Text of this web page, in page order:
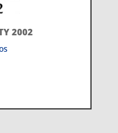
2002